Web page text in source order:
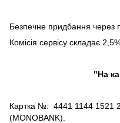
Безпечне придбання через
Комісія сервісу складає
"На
Картка №: 4441 1144 1521
(MONOBANK).